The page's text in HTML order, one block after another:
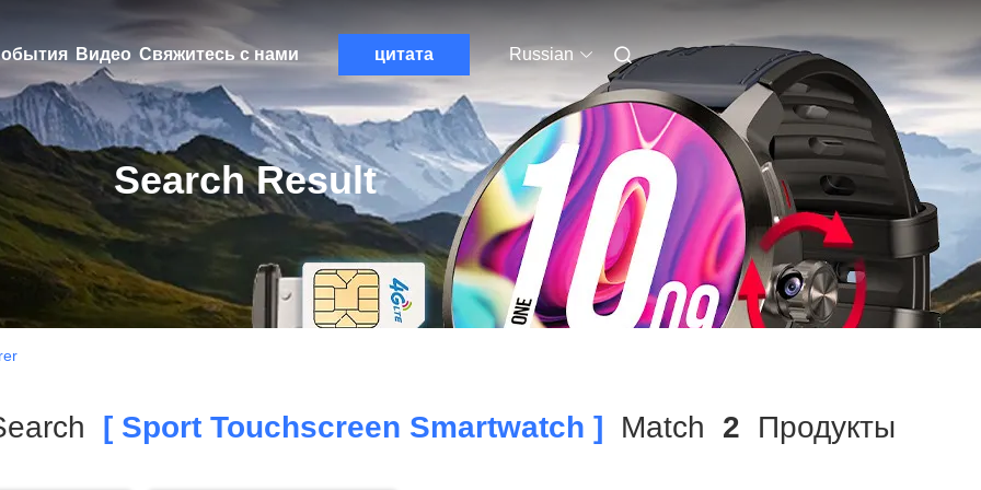
Видео Свяжитесь с нами цитата Russian
Search Result
[ Sport Touchscreen Smartwatch ] Match 2 Продукты